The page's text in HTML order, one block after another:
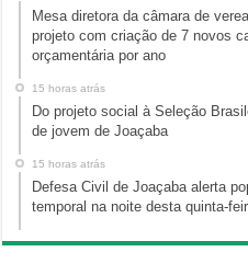
Mesa diretora da câmara de
projeto com criação de 7 novos
orçamentária por ano
15 horas atrás
Do projeto social à Seleção
de jovem de Joaçaba
15 horas atrás
Defesa Civil de Joaçaba alerta
temporal na noite desta quinta-